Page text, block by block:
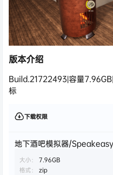
版本介绍
Build.21722493|容量
标
下载权限
地下酒吧模拟器/
大小：
7.96GB
格式：
zip